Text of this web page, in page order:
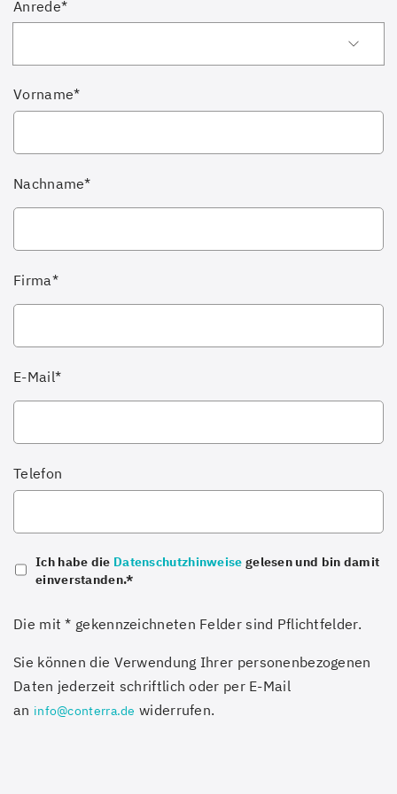
Anrede*
Vorname*
Nachname*
Firma*
E-Mail*
Telefon
Ich habe die Datenschutzhinweise gelesen und bin damit
einverstanden.*
Die mit * gekennzeichneten Felder sind Pflichtfelder.
Sie können die Verwendung Ihrer personenbezogenen
Daten jederzeit schriftlich oder per E-Mail
an info@conterra.de widerrufen.